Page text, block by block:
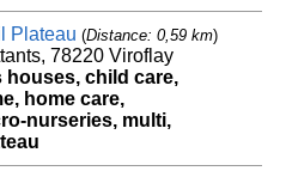
Plateau (Distance: 0,59 km)
78220 Viroflay
houses, child care,
home care,
nurseries, multi,